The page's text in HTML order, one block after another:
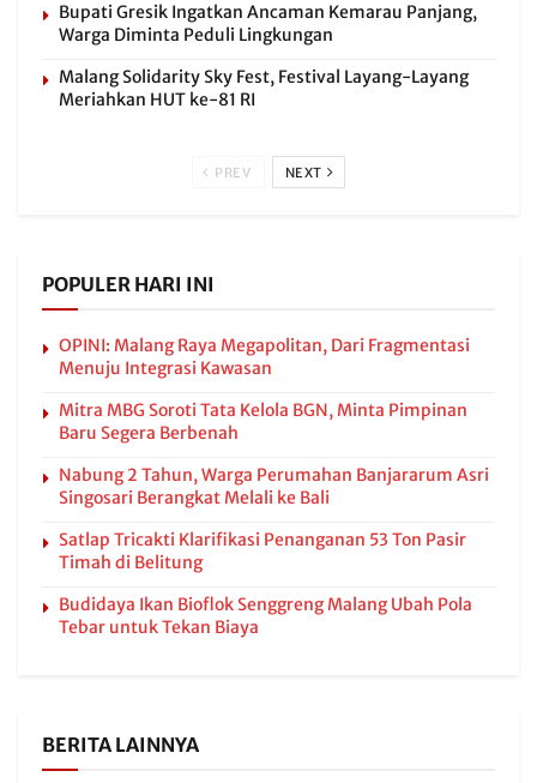
Bupati Gresik Ingatkan Ancaman Kemarau Panjang,
Warga Diminta Peduli Lingkungan
Malang Solidarity Sky Fest, Festival Layang-Layang
Meriahkan HUT ke-81 RI
PREV NEXT
POPULER HARI INI
OPINI: Malang Raya Megapolitan, Dari Fragmentasi
Menuju Integrasi Kawasan
Mitra MBG Soroti Tata Kelola BGN, Minta Pimpinan
Baru Segera Berbenah
Nabung 2 Tahun, Warga Perumahan Banjararum Asri
Singosari Berangkat Melali ke Bali
Satlap Tricakti Klarifikasi Penanganan 53 Ton Pasir
Timah di Belitung
Budidaya Ikan Bioflok Senggreng Malang Ubah Pola
Tebar untuk Tekan Biaya
BERITA LAINNYA